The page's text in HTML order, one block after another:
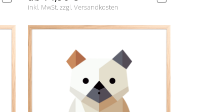
inkl. MwSt. zzgl. Versandkosten